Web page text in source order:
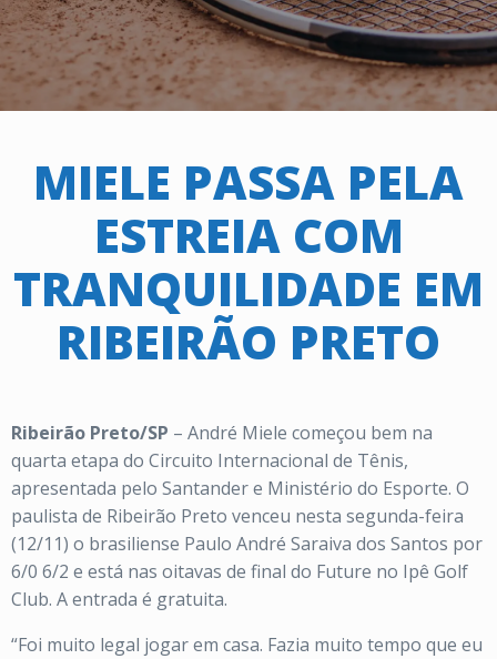
MIELE PASSA PELA
ESTREIA COM
TRANQUILIDADE EM
RIBEIRÃO PRETO
Ribeirão Preto/SP – André Miele começou bem na
quarta etapa do Circuito Internacional de Tênis,
apresentada pelo Santander e Ministério do Esporte. O
paulista de Ribeirão Preto venceu nesta segunda-feira
(12/11) o brasiliense Paulo André Saraiva dos Santos por
6/0 6/2 e está nas oitavas de final do Future no Ipê Golf
Club. A entrada é gratuita.
“Foi muito legal jogar em casa. Fazia muito tempo que eu